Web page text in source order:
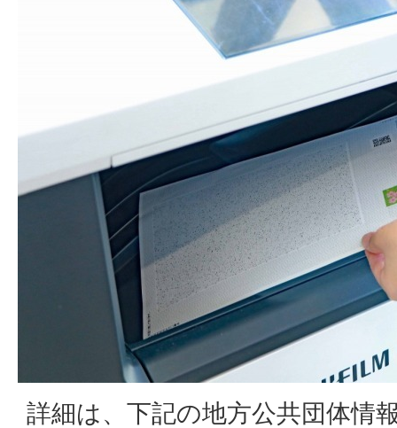
詳細は、下記の地方公共団体情